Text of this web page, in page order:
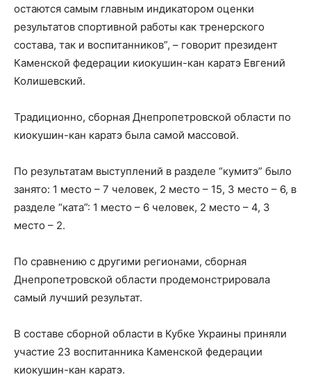
остаются самым главным индикатором оценки
результатов спортивной работы как тренерского
состава, так и воспитанников”, – говорит президент
Каменской федерации киокушин-кан каратэ Евгений
Колишевский.
Традиционно, сборная Днепропетровской области по
киокушин-кан каратэ была самой массовой.
По результатам выступлений в разделе “кумитэ” было
занято: 1 место – 7 человек, 2 место – 15, 3 место – 6, в
разделе “ката”: 1 место – 6 человек, 2 место – 4, 3
место – 2.
По сравнению с другими регионами, сборная
Днепропетровской области продемонстрировала
самый лучший результат.
В составе сборной области в Кубке Украины приняли
участие 23 воспитанника Каменской федерации
киокушин-кан каратэ.